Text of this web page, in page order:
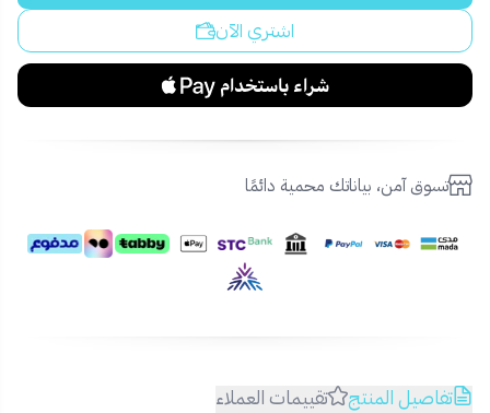
اشتري الآن
تسوق آمن، بياناتك محمية دائمًا
تفاصيل المنتج تقييمات العملاء